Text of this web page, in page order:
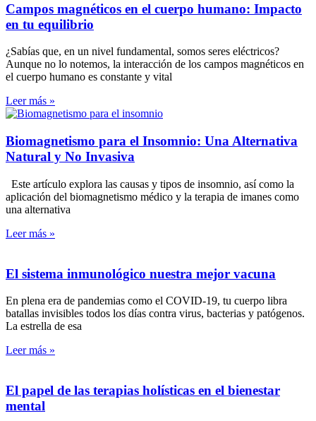
Campos magnéticos en el cuerpo humano: Impacto
en tu equilibrio
¿Sabías que, en un nivel fundamental, somos seres eléctricos?
Aunque no lo notemos, la interacción de los campos magnéticos en
el cuerpo humano es constante y vital
Leer más »
Biomagnetismo para el Insomnio: Una Alternativa
Natural y No Invasiva
Este artículo explora las causas y tipos de insomnio, así como la
aplicación del biomagnetismo médico y la terapia de imanes como
una alternativa
Leer más »
El sistema inmunológico nuestra mejor vacuna
En plena era de pandemias como el COVID-19, tu cuerpo libra
batallas invisibles todos los días contra virus, bacterias y patógenos.
La estrella de esa
Leer más »
El papel de las terapias holísticas en el bienestar
mental